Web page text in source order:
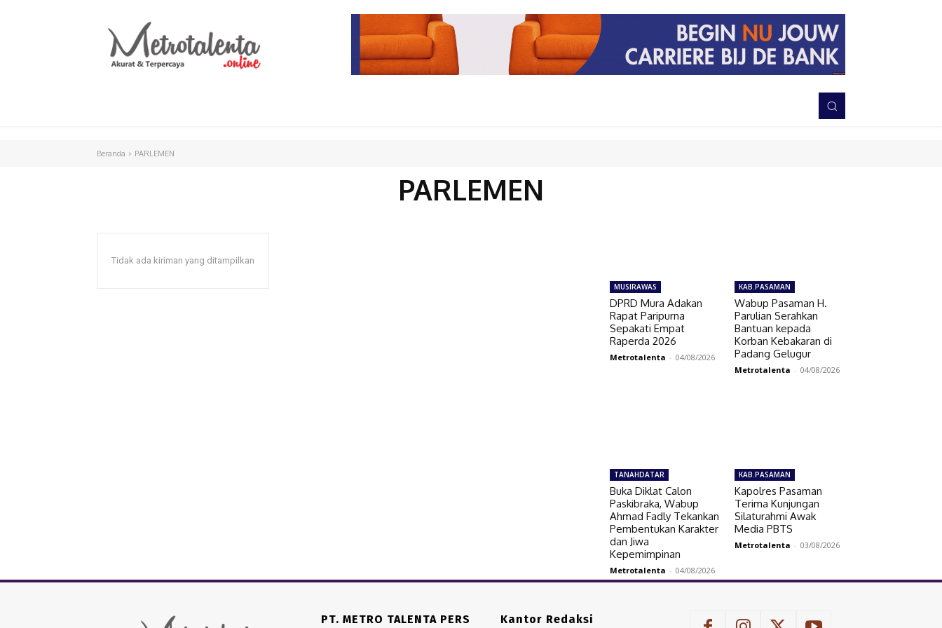
TNI-POLRI
Beranda PARLEMEN
PARLEMEN
Tidak ada kiriman yang ditampilkan
MUSIRAWAS
DPRD Mura Adakan
Rapat Paripurna
Sepakati Empat
Raperda 2026
Metrotalenta - 04/08/2026
KAB.PASAMAN
Wabup Pasaman H.
Parulian Serahkan
Bantuan kepada
Korban Kebakaran di
Padang Gelugur
Metrotalenta - 04/08/2026
TANAHDATAR
Buka Diklat Calon
Paskibraka, Wabup
Ahmad Fadly Tekankan
Pembentukan Karakter
dan Jiwa
Kepemimpinan
Metrotalenta - 04/08/2026
KAB.PASAMAN
Kapolres Pasaman
Terima Kunjungan
Silaturahmi Awak
Media PBTS
Metrotalenta - 03/08/2026
PT. METRO TALENTA PERS Kantor Redaksi